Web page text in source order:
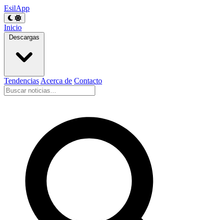
EsilApp
Inicio
Descargas
Tendencias Acerca de Contacto